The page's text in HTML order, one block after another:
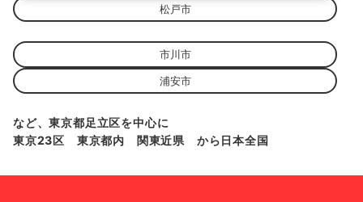
松戸市
市川市
浦安市
など、東京都足立区を中心に
東京23区 東京都内 関東近県 から日本全国